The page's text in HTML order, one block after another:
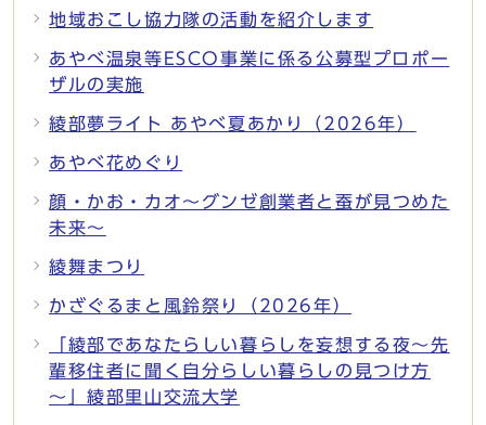
地域おこし協力隊の活動を紹介します
あやべ温泉等ESCO事業に係る公募型プロポー
ザルの実施
綾部夢ライト あやべ夏あかり（2026年）
あやべ花めぐり
顔・かお・カオ～グンゼ創業者と蚕が見つめた
未来～
綾舞まつり
かざぐるまと風鈴祭り（2026年）
「綾部であなたらしい暮らしを妄想する夜～先
輩移住者に聞く自分らしい暮らしの見つけ方
～」綾部里山交流大学